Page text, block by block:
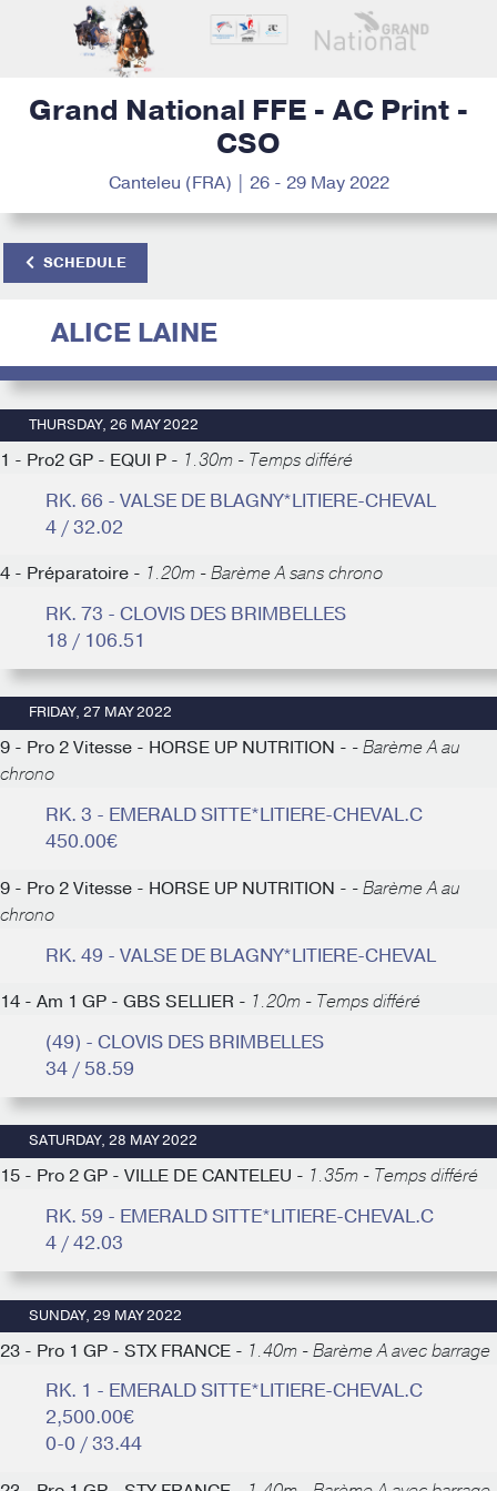
Grand National FFE - AC Print -
CSO
Canteleu (FRA) | 26 - 29 May 2022
SCHEDULE
ALICE LAINE
THURSDAY, 26 MAY 2022
1 - Pro2 GP - EQUI P - 1.30m - Temps différé
RK. 66 - VALSE DE BLAGNY*LITIERE-CHEVAL
4 / 32.02
4 - Préparatoire - 1.20m - Barème A sans chrono
RK. 73 - CLOVIS DES BRIMBELLES
18 / 106.51
FRIDAY, 27 MAY 2022
9 - Pro 2 Vitesse - HORSE UP NUTRITION - - Barème A au
chrono
RK. 3 - EMERALD SITTE*LITIERE-CHEVAL.C
450.00€
9 - Pro 2 Vitesse - HORSE UP NUTRITION - - Barème A au
chrono
RK. 49 - VALSE DE BLAGNY*LITIERE-CHEVAL
14 - Am 1 GP - GBS SELLIER - 1.20m - Temps différé
(49) - CLOVIS DES BRIMBELLES
34 / 58.59
SATURDAY, 28 MAY 2022
15 - Pro 2 GP - VILLE DE CANTELEU - 1.35m - Temps différé
RK. 59 - EMERALD SITTE*LITIERE-CHEVAL.C
4 / 42.03
SUNDAY, 29 MAY 2022
23 - Pro 1 GP - STX FRANCE - 1.40m - Barème A avec barrage
RK. 1 - EMERALD SITTE*LITIERE-CHEVAL.C
2,500.00€
0-0 / 33.44